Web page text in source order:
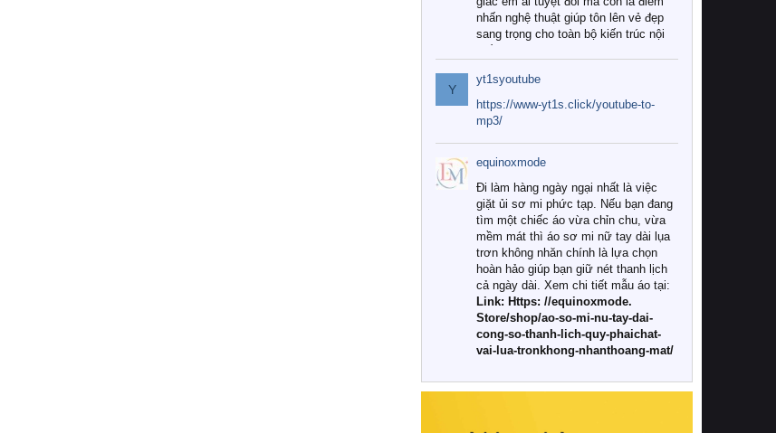
nhấn nghệ thuật giúp tôn lên vẻ đẹp
sang trọng cho toàn bộ kiến trúc nội
Tuy nhiên, giữa thị trường đa dạng
với vô vàn thương hiệu và mẫu mã
như hiện nay, làm thế nào để chọn
được những bộ chăn ga gối đệm cao
cấp thực sự chất lượng, phù hợp với
khí hậu và nhu cầu sử dụng của gia
đình? Hãy cùng chúng tôi đi tìm lời
giải đáp chi tiết qua bài viết dưới đây.
1. Tại sao các gia đình hiện đại lại ưa
chuộng chăn ga gối đệm cao cấp?
Khác với các dòng sản phẩm thông
thường, những bộ chăn ga gối đệm
cao cấp trải qua quy trình sản xuất
nghiêm ngặt từ khâu chọn lọc nguyên
liệu tự nhiên đến công nghệ dệt
nhuộm hiện đại không chứa hóa chất
này, bạn sẽ cảm nhận rõ rệt sự khác
Y
yt1syoutube
https://www-yt1s.click/youtube-to-
mp3/
equinoxmode
Đi làm hàng ngày ngại nhất là việc
giặt ủi sơ mi phức tạp. Nếu bạn đang
tìm một chiếc áo vừa chỉn chu, vừa
mềm mát thì áo sơ mi nữ tay dài lụa
trơn không nhăn chính là lựa chọn
hoàn hảo giúp bạn giữ nét thanh lịch
cả ngày dài. Xem chi tiết mẫu áo tại:
Link: Https: //equinoxmode.
Store/shop/ao-so-mi-nu-tay-dai-
cong-so-thanh-lich-quy-phaichat-
vai-lua-tronkhong-nhanthoang-mat/